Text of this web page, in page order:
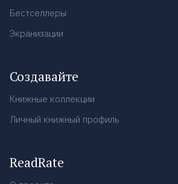
Бестселлеры
Экранизации
Создавайте
Книжные коллекции
Личный книжный профиль
ReadRate